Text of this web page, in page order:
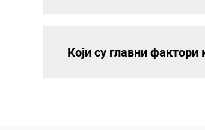
Који су главни фактори